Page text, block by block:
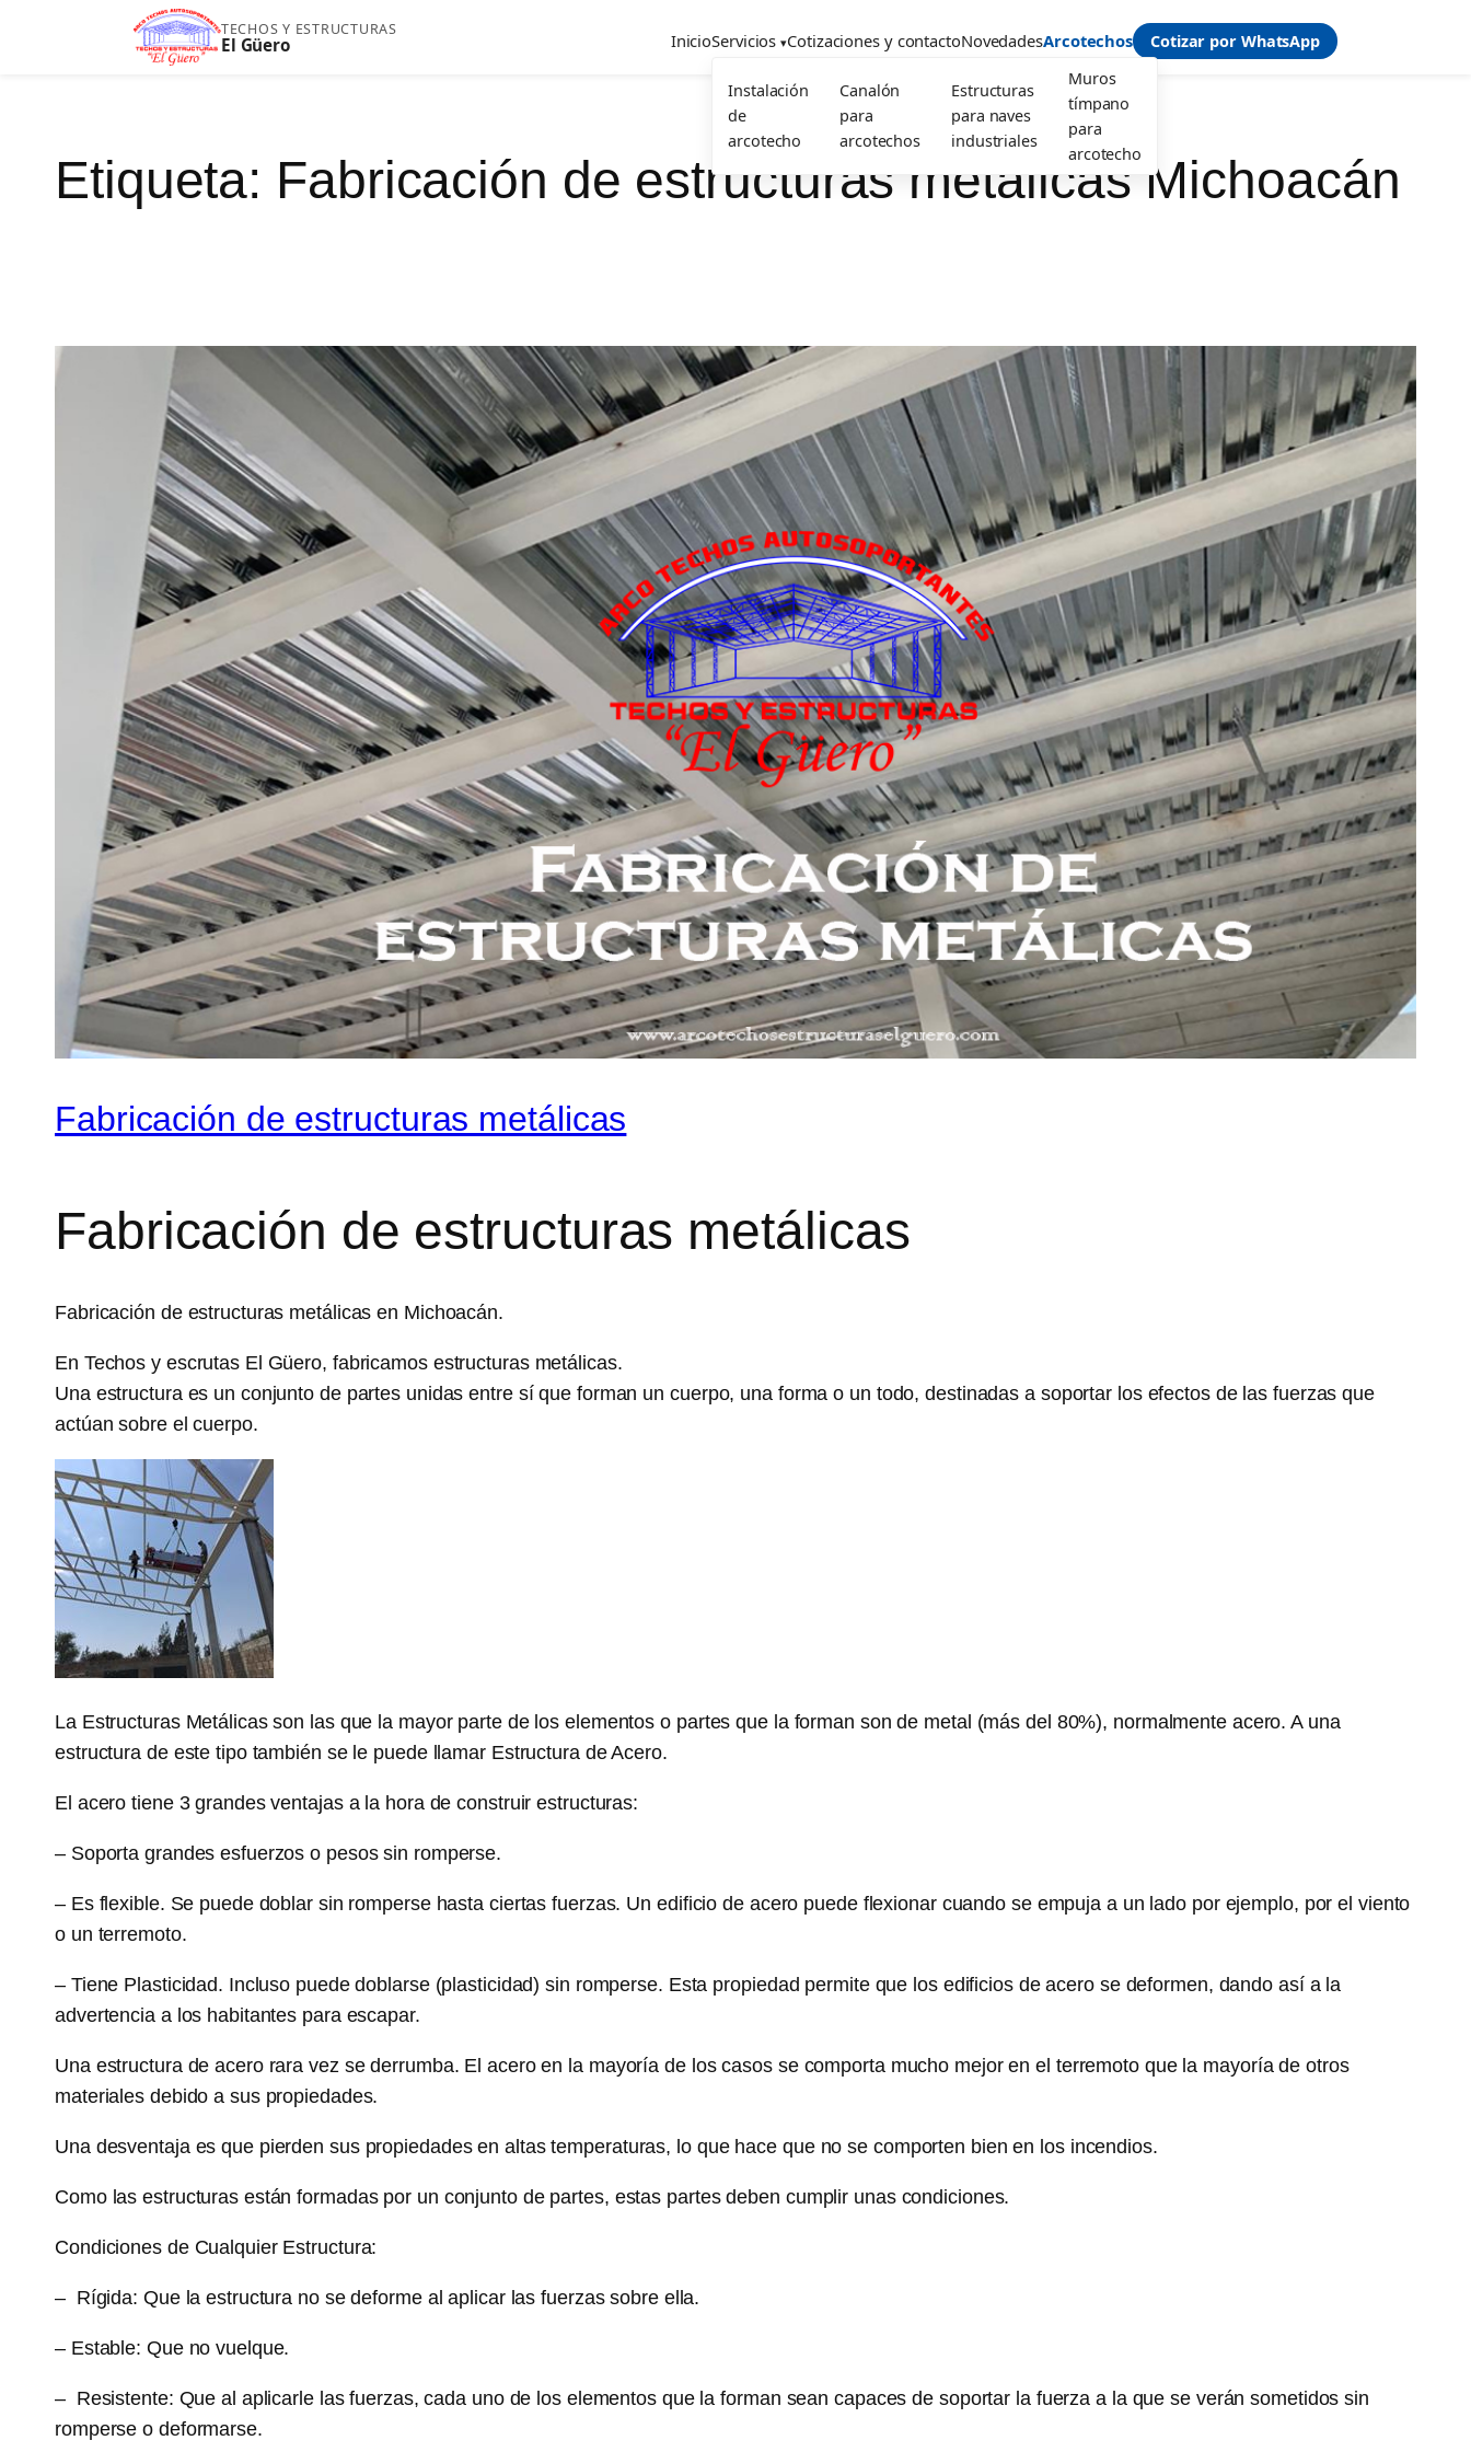
TECHOS Y ESTRUCTURAS
El Güero InicioServicios
Instalación
de
arcotecho
Canalón
para
arcotechos
Estructuras
para naves
industriales
Muros
tímpano
para
arcotecho
Cotizaciones y contactoNovedadesArcotechos Cotizar por WhatsApp
Etiqueta: Fabricación de estructuras metálicas Michoacán
Fabricación de estructuras metálicas
Fabricación de estructuras metálicas
Fabricación de estructuras metálicas en Michoacán.
En Techos y escrutas El Güero, fabricamos estructuras metálicas.
Una estructura es un conjunto de partes unidas entre sí que forman un cuerpo, una forma o un todo, destinadas a soportar los efectos de las fuerzas que
actúan sobre el cuerpo.
La Estructuras Metálicas son las que la mayor parte de los elementos o partes que la forman son de metal (más del 80%), normalmente acero. A una
estructura de este tipo también se le puede llamar Estructura de Acero.
El acero tiene 3 grandes ventajas a la hora de construir estructuras:
– Soporta grandes esfuerzos o pesos sin romperse.
– Es flexible. Se puede doblar sin romperse hasta ciertas fuerzas. Un edificio de acero puede flexionar cuando se empuja a un lado por ejemplo, por el viento
o un terremoto.
– Tiene Plasticidad. Incluso puede doblarse (plasticidad) sin romperse. Esta propiedad permite que los edificios de acero se deformen, dando así a la
advertencia a los habitantes para escapar.
Una estructura de acero rara vez se derrumba. El acero en la mayoría de los casos se comporta mucho mejor en el terremoto que la mayoría de otros
materiales debido a sus propiedades.
Una desventaja es que pierden sus propiedades en altas temperaturas, lo que hace que no se comporten bien en los incendios.
Como las estructuras están formadas por un conjunto de partes, estas partes deben cumplir unas condiciones.
Condiciones de Cualquier Estructura:
– Rígida: Que la estructura no se deforme al aplicar las fuerzas sobre ella.
– Estable: Que no vuelque.
– Resistente: Que al aplicarle las fuerzas, cada uno de los elementos que la forman sean capaces de soportar la fuerza a la que se verán sometidos sin
romperse o deformarse.